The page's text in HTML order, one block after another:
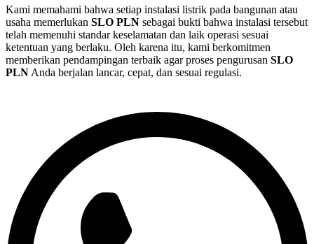
Kami memahami bahwa setiap instalasi listrik pada bangunan atau
usaha memerlukan SLO PLN sebagai bukti bahwa instalasi tersebut
telah memenuhi standar keselamatan dan laik operasi sesuai
ketentuan yang berlaku. Oleh karena itu, kami berkomitmen
memberikan pendampingan terbaik agar proses pengurusan SLO
PLN Anda berjalan lancar, cepat, dan sesuai regulasi.